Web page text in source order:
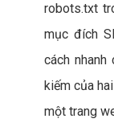
robots.txt
mục đích
cách
kiếm của
một trang